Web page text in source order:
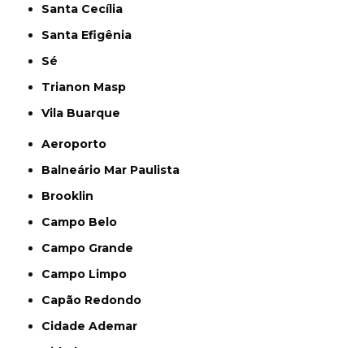
Santa Cecília
Santa Efigênia
Sé
Trianon Masp
Vila Buarque
Aeroporto
Balneário Mar Paulista
Brooklin
Campo Belo
Campo Grande
Campo Limpo
Capão Redondo
Cidade Ademar